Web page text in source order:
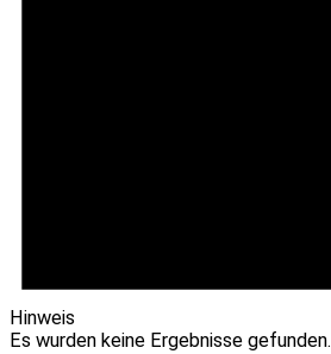
Hinweis
Es wurden keine Ergebnisse gefunden.